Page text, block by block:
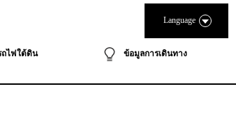
ถไฟใต้ดิน ข้อมูลการเดินทาง
Language